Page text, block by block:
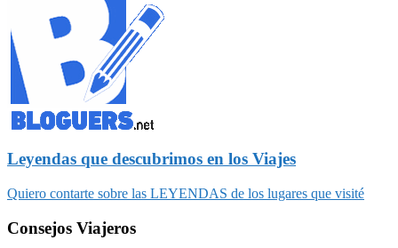
Leyendas que descubrimos en los Viajes
Quiero contarte sobre las LEYENDAS de los lugares que visité
Consejos Viajeros